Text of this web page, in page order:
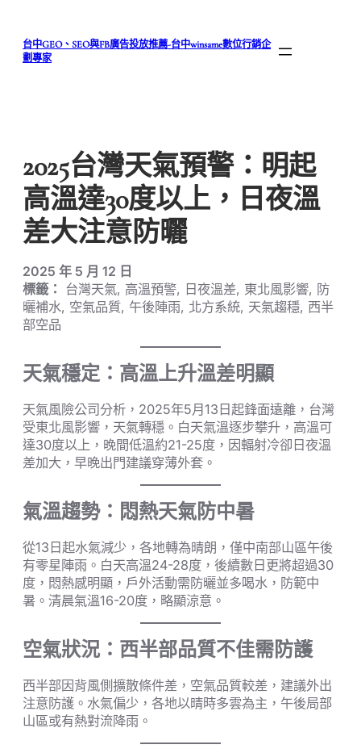
台中GEO、SEO與FB廣告投放推薦-台中winsame數位行銷企
劃專家
2025台灣天氣預警：明起
高溫達30度以上，日夜溫
差大注意防曬
2025 年 5 月 12 日
標籤： 台灣天氣, 高溫預警, 日夜溫差, 東北風影響, 防
曬補水, 空氣品質, 午後陣雨, 北方系統, 天氣趨穩, 西半
部空品
天氣穩定：高溫上升溫差明顯
天氣風險公司分析，2025年5月13日起鋒面遠離，台灣
受東北風影響，天氣轉穩。白天氣溫逐步攀升，高溫可
達30度以上，晚間低溫約21-25度，因輻射冷卻日夜溫
差加大，早晚出門建議穿薄外套。
氣溫趨勢：悶熱天氣防中暑
從13日起水氣減少，各地轉為晴朗，僅中南部山區午後
有零星陣雨。白天高溫24-28度，後續數日更將超過30
度，悶熱感明顯，戶外活動需防曬並多喝水，防範中
暑。清晨氣溫16-20度，略顯涼意。
空氣狀況：西半部品質不佳需防護
西半部因背風側擴散條件差，空氣品質較差，建議外出
注意防護。水氣偏少，各地以晴時多雲為主，午後局部
山區或有熱對流降雨。